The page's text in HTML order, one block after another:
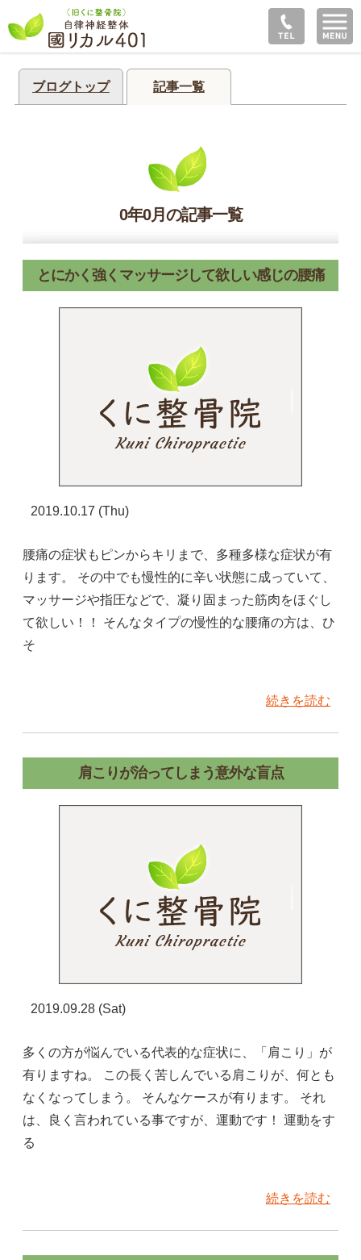
ブログトップ 記事一覧
0年0月の記事一覧
とにかく強くマッサージして欲しい感じの腰痛
2019.10.17 (Thu)
腰痛の症状もピンからキリまで、多種多様な症状が有
ります。 その中でも慢性的に辛い状態に成っていて、
マッサージや指圧などで、凝り固まった筋肉をほぐし
て欲しい！！ そんなタイプの慢性的な腰痛の方は、ひ
そ
続きを読む
肩こりが治ってしまう意外な盲点
2019.09.28 (Sat)
多くの方が悩んでいる代表的な症状に、「肩こり」が
有りますね。 この長く苦しんでいる肩こりが、何とも
なくなってしまう。 そんなケースが有ります。 それ
は、良く言われている事ですが、運動です！ 運動をす
る
続きを読む